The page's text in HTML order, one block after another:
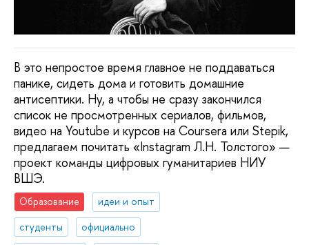
В это непростое время главное не поддаваться
панике, сидеть дома и готовить домашние
антисептики. Ну, а чтобы не сразу закончился
список не просмотренных сериалов, фильмов,
видео на Youtube и курсов на Coursera или Stepik,
предлагаем почитать «Instagram Л.Н. Толстого» —
проект команды цифровых гуманитариев НИУ
ВШЭ.
Образование
идеи и опыт
студенты
официально